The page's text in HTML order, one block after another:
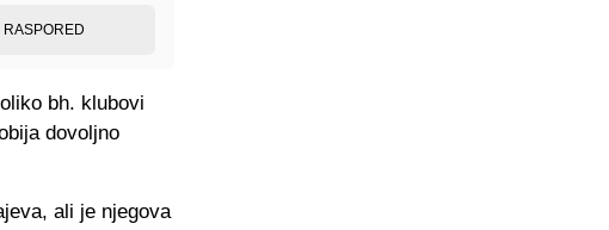
RASPORED
bh. klubovi
dovoljno
ali je njegova